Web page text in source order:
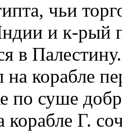
чьи
и к-рый
в
корабле
по суше
корабле Г.